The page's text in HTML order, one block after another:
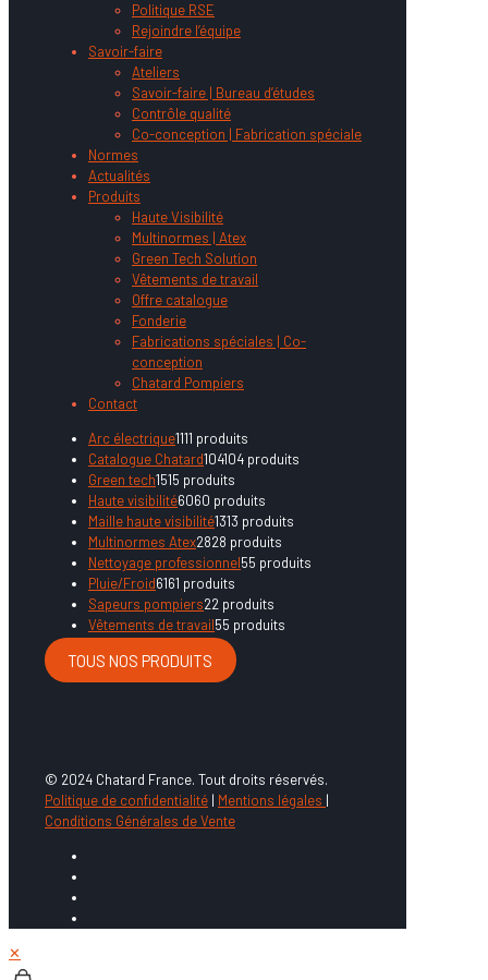
Politique RSE
Rejoindre l’équipe
Savoir-faire
Ateliers
Savoir-faire | Bureau d’études
Contrôle qualité
Co-conception | Fabrication spéciale
Normes
Actualités
Produits
Haute Visibilité
Multinormes | Atex
Green Tech Solution
Vêtements de travail
Offre catalogue
Fonderie
Fabrications spéciales | Co-
conception
Chatard Pompiers
Contact
Arc électrique1111 produits
Catalogue Chatard104104 produits
Green tech1515 produits
Haute visibilité6060 produits
Maille haute visibilité1313 produits
Multinormes Atex2828 produits
Nettoyage professionnel55 produits
Pluie/Froid6161 produits
Sapeurs pompiers22 produits
Vêtements de travail55 produits
TOUS NOS PRODUITS
© 2024 Chatard France. Tout droits réservés.
Politique de confidentialité | Mentions légales |
Conditions Générales de Vente
✕